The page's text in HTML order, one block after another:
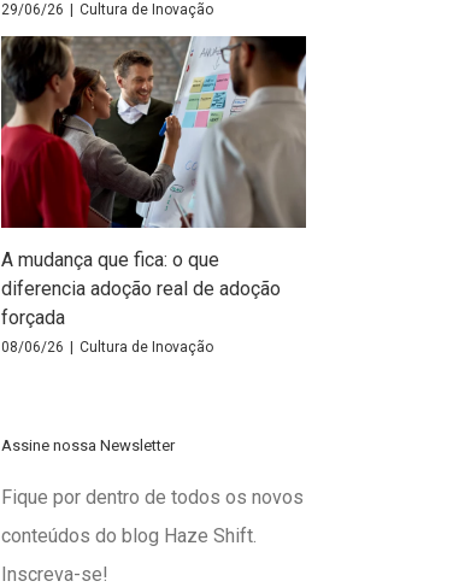
29/06/26 Cultura de Inovação
A mudança que fica: o que
diferencia adoção real de adoção
forçada
08/06/26 Cultura de Inovação
Assine nossa Newsletter
Fique por dentro de todos os novos
conteúdos do blog Haze Shift.
Inscreva-se!